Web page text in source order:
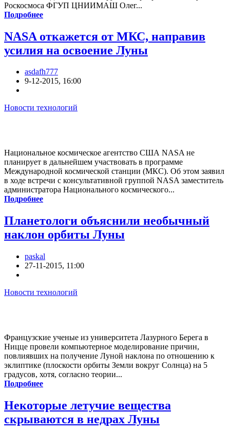
Роскосмоса ФГУП ЦНИИМАШ Олег...
Подробнее
NASA откажется от МКС, направив
усилия на освоение Луны
asdafh777
9-12-2015, 16:00
Новости технологий
Национальное космическое агентство США NASA не
планирует в дальнейшем участвовать в программе
Международной космической станции (МКС). Об этом заявил
в ходе встречи с консультативной группой NASA заместитель
администратора Национального космического...
Подробнее
Планетологи объяснили необычный
наклон орбиты Луны
paskal
27-11-2015, 11:00
Новости технологий
Французские ученые из университета Лазурного Берега в
Ницце провели компьютерное моделирование причин,
повлиявших на получение Луной наклона по отношению к
эклиптике (плоскости орбиты Земли вокруг Солнца) на 5
градусов, хотя, согласно теории...
Подробнее
Некоторые летучие вещества
скрываются в недрах Луны